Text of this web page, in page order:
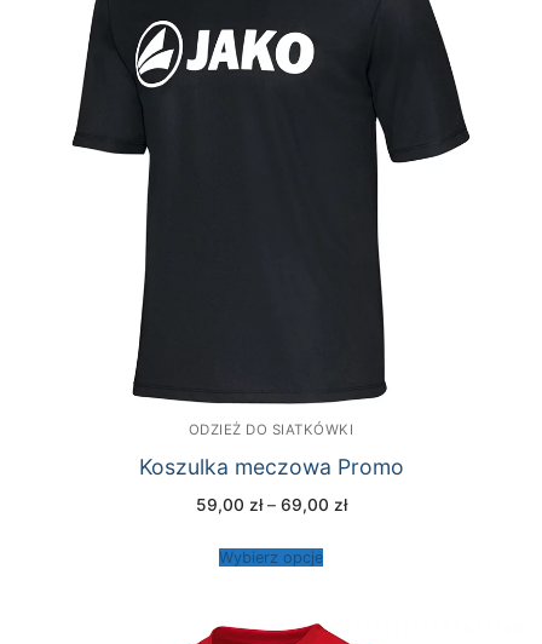
ODZIEŻ DO SIATKÓWKI
Koszulka meczowa Promo
59,00 zł – 69,00 złZakres
Wybierz opcje